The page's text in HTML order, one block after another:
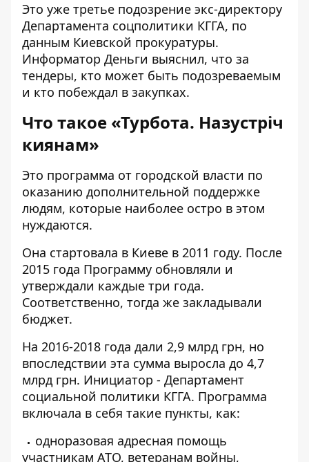
Это уже третье подозрение экс-директору
Департамента соцполитики КГГА, по
данным Киевской прокуратуры.
Информатор Деньги выяснил, что за
тендеры, кто может быть подозреваемым
и кто побеждал в закупках.
Что такое «Турбота. Назустріч
киянам»
Это программа от городской власти по
оказанию дополнительной поддержке
людям, которые наиболее остро в этом
нуждаются.
Она стартовала в Киеве в 2011 году. После
2015 года Программу обновляли и
утверждали каждые три года.
Соответственно, тогда же закладывали
бюджет.
На 2016-2018 года дали 2,9 млрд грн, но
впоследствии эта сумма выросла до 4,7
млрд грн. Инициатор - Департамент
социальной политики КГГА. Программа
включала в себя такие пункты, как:
одноразовая адресная помощь
участникам АТО, ветеранам войны,